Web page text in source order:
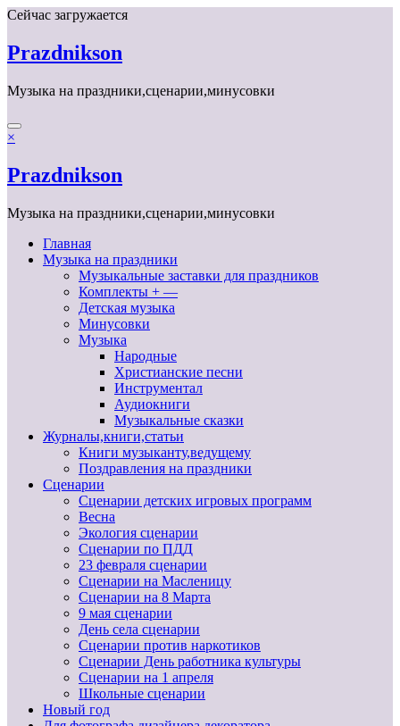
Перейти
содержимому
Сейчас загружается
Prazdnikson
Музыка на праздники,сценарии,минусовки
×
Prazdnikson
Музыка на праздники,сценарии,минусовки
Главная
Музыка на праздники
Музыкальные заставки для праздников
Комплекты + —
Детская музыка
Минусовки
Музыка
Народные
Христианские песни
Инструментал
Аудиокниги
Музыкальные сказки
Журналы,книги,статьи
Книги музыканту,ведущему
Поздравления на праздники
Сценарии
Сценарии детских игровых программ
Весна
Экология сценарии
Сценарии по ПДД
23 февраля сценарии
Сценарии на Масленицу
Сценарии на 8 Марта
9 мая сценарии
День села сценарии
Сценарии против наркотиков
Сценарии День работника культуры
Сценарии на 1 апреля
Школьные сценарии
Новый год